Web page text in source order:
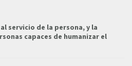
servicio de la persona, y la
capaces de humanizar el